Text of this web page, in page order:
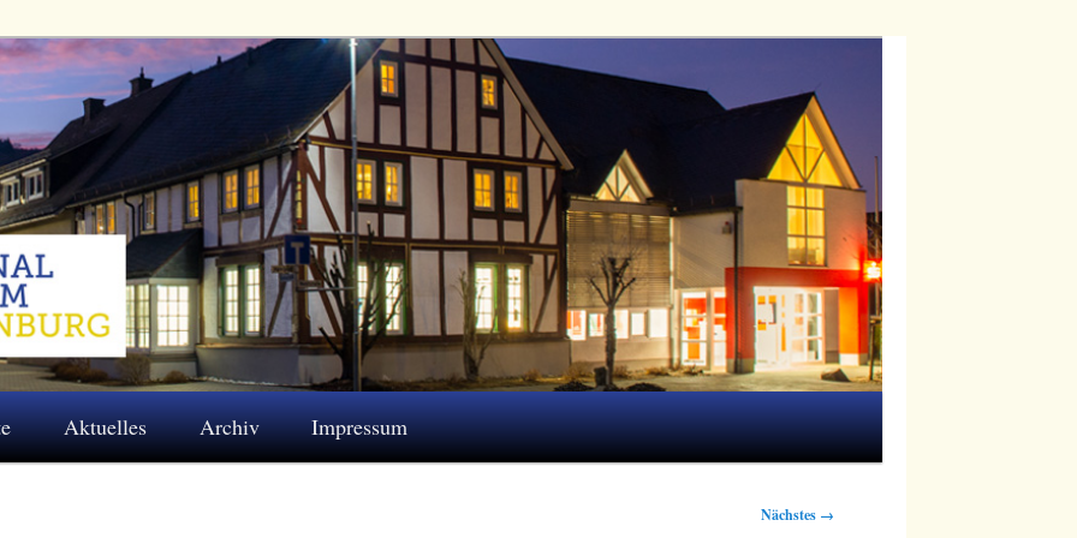
Eschenburg e.V.
Aktuelles Archiv Impressum
Nächstes →